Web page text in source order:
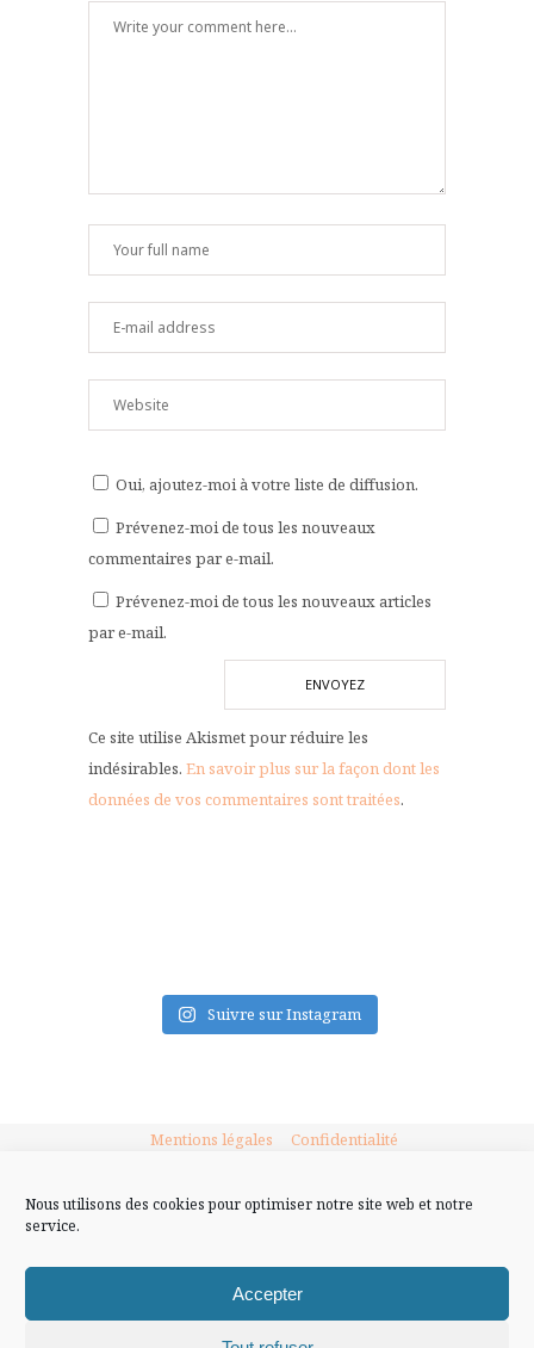
Nous utilisons des cookies pour optimiser notre site web et notre
service.
Accepter
Oui, ajoutez-moi à votre liste de diffusion.
Prévenez-moi de tous les nouveaux
commentaires par e-mail.
Prévenez-moi de tous les nouveaux articles
par e-mail.
Ce site utilise Akismet pour réduire les
indésirables. En savoir plus sur la façon dont les
données de vos commentaires sont traitées.
Suivre sur Instagram
Mentions légales Confidentialité